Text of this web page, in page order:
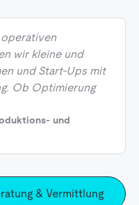
wir kleine und
und Start-Ups mit
Ob Optimierung
und
& Vermittlung